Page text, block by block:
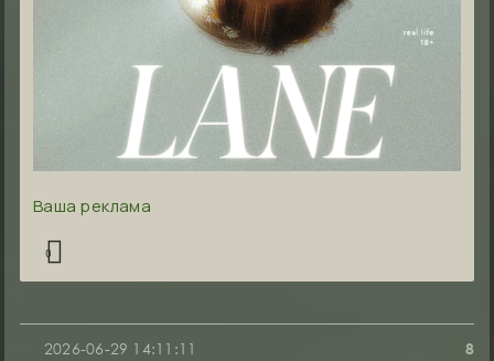
Ваша реклама
0
8
2026-06-29 14:11:11